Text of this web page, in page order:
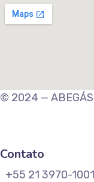
© 2024 —
Contato
+55 21 3970-